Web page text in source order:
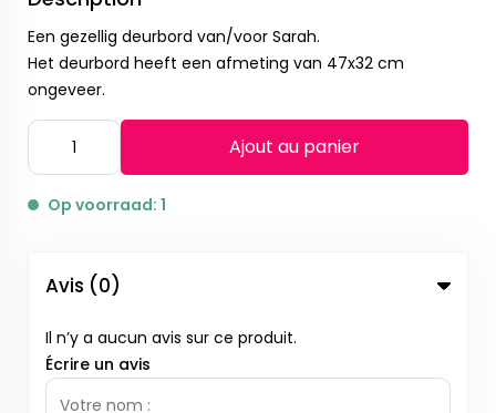
Een gezellig deurbord van/voor Sarah.
Het deurbord heeft een afmeting van 47x32 cm
ongeveer.
Ajout au panier
Op voorraad: 1
Avis (0)
Il n’y a aucun avis sur ce produit.
Écrire un avis